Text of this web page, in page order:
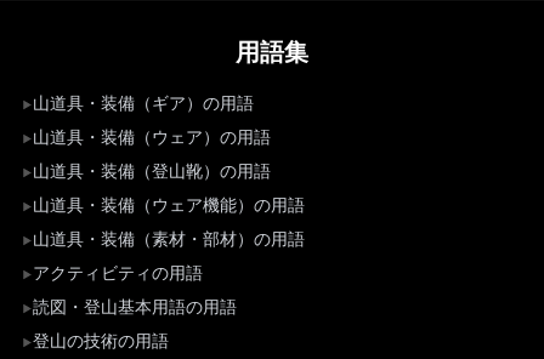
用語集
山道具・装備（ギア）の用語
山道具・装備（ウェア）の用語
山道具・装備（登山靴）の用語
山道具・装備（ウェア機能）の用語
山道具・装備（素材・部材）の用語
アクティビティの用語
読図・登山基本用語の用語
登山の技術の用語